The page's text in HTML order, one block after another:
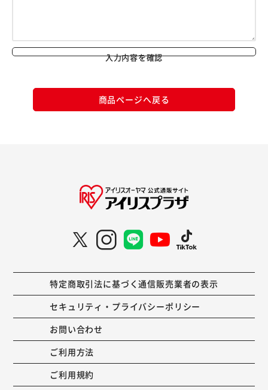
入力内容を確認
商品ページへ戻る
特定商取引法に基づく通信販売業者の表示
セキュリティ・プライバシーポリシー
お問い合わせ
ご利用方法
ご利用規約